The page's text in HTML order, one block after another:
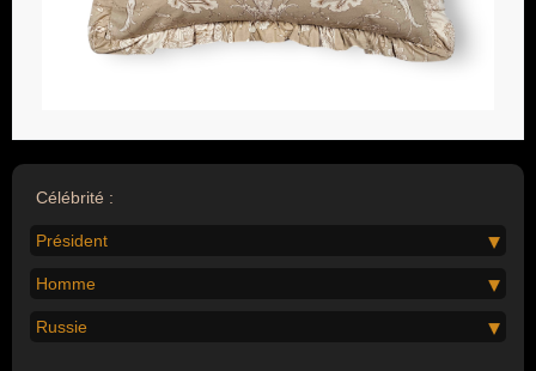
Célébrité :
Président
Homme
Russie